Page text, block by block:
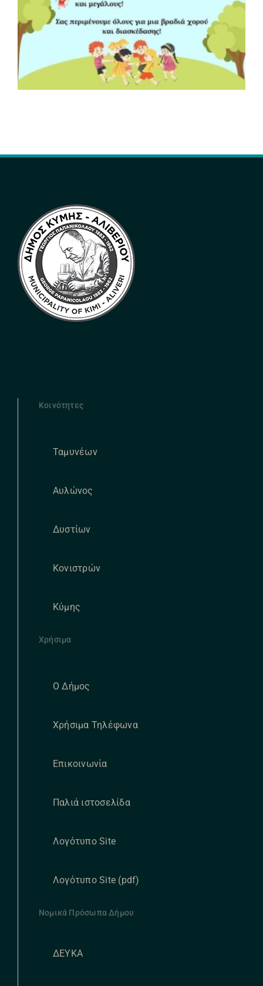
Κοινότητες
Ταμυνέων
Αυλώνος
Δυστίων
Κονιστρών
Κύμης
Χρήσιμα
Ο Δήμος
Χρήσιμα Τηλέφωνα
Επικοινωνία
Παλιά ιστοσελίδα
Λογότυπο Site
Λογότυπο Site (pdf)
Νομικά Πρόσωπα Δήμου
ΔΕΥΚΑ